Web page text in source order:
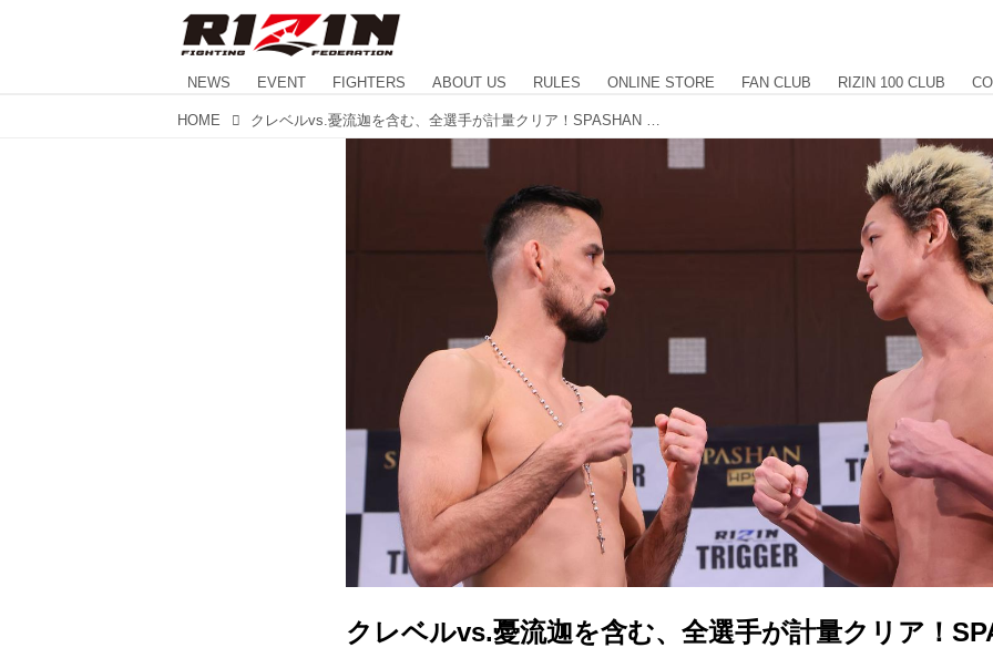
NEWS EVENT FIGHTERS ABOUT US RULES ONLINE STORE FAN CLUB RIZIN 100 CLUB
HOME
クレベルvs.憂流迦を含む、全選手が計量クリア！